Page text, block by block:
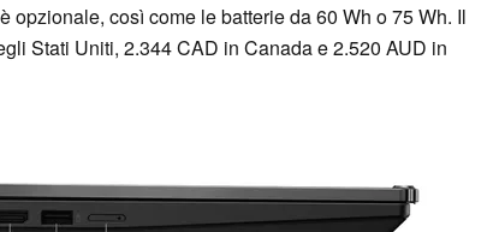
opzionale, così come le batterie da 60 Wh o 75 Wh. Il
Stati Uniti, 2.344 CAD in Canada e 2.520 AUD in